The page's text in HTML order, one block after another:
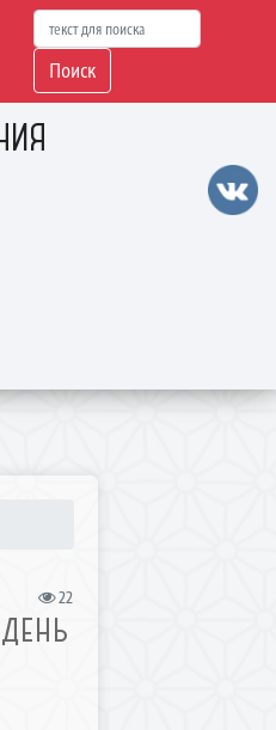
Поиск
22